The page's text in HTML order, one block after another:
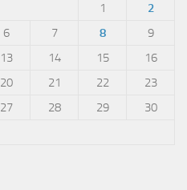
1
2
6 7 8
9
13 14 15
16
20 21 22
23
27 28 29
30